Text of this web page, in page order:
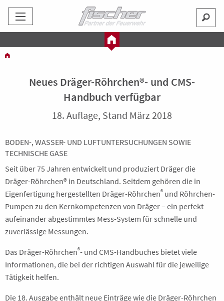
Neues Dräger-Röhrchen®- und CMS-
Handbuch verfügbar
18. Auflage, Stand März 2018
BODEN-, WASSER- UND LUFTUNTERSUCHUNGEN SOWIE
TECHNISCHE GASE
Seit über 75 Jahren entwickelt und produziert Dräger die
Dräger-Röhrchen® in Deutschland. Seitdem gehören die in
Eigenfertigung hergestellten Dräger-Röhrchen® und Röhrchen-
Pumpen zu den Kernkompetenzen von Dräger – ein perfekt
aufeinander abgestimmtes Mess-System für schnelle und
zuverlässige Messungen.
Das Dräger-Röhrchen®- und CMS-Handbuches bietet viele
Informationen, die bei der richtigen Auswahl für die jeweilige
Tätigkeit helfen.
Die 18. Ausgabe enthält neue Einträge wie die Dräger-Röhrchen